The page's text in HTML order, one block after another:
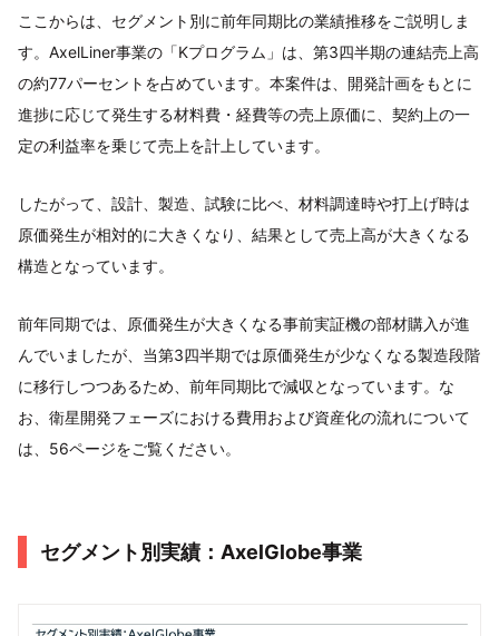
ここからは、セグメント別に前年同期比の業績推移をご説明しま
す。AxelLiner事業の「Kプログラム」は、第3四半期の連結売上高
の約77パーセントを占めています。本案件は、開発計画をもとに
進捗に応じて発生する材料費・経費等の売上原価に、契約上の一
定の利益率を乗じて売上を計上しています。
したがって、設計、製造、試験に比べ、材料調達時や打上げ時は
原価発生が相対的に大きくなり、結果として売上高が大きくなる
構造となっています。
前年同期では、原価発生が大きくなる事前実証機の部材購入が進
んでいましたが、当第3四半期では原価発生が少なくなる製造段階
に移行しつつあるため、前年同期比で減収となっています。な
お、衛星開発フェーズにおける費用および資産化の流れについて
は、56ページをご覧ください。
セグメント別実績：AxelGlobe事業